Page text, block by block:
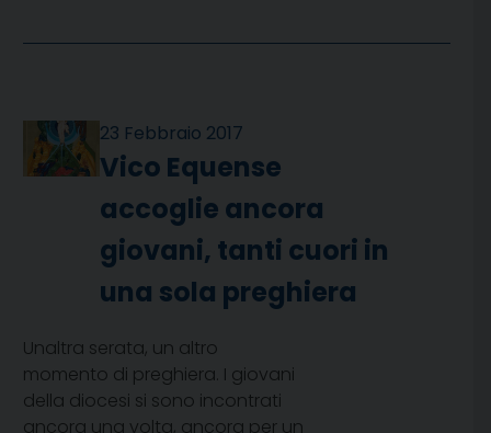
23 Febbraio 2017
Vico Equense
accoglie ancora
giovani, tanti cuori in
una sola preghiera
Unaltra serata, un altro
momento di preghiera. I giovani
della diocesi si sono incontrati
ancora una volta, ancora per un